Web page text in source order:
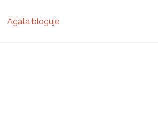
Agata bloguje